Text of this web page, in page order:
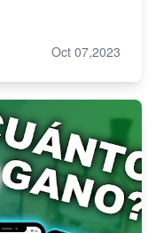
Oct 07,2023